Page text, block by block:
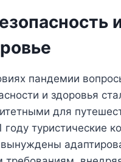
пандемии
и здоровья
для
году туристические